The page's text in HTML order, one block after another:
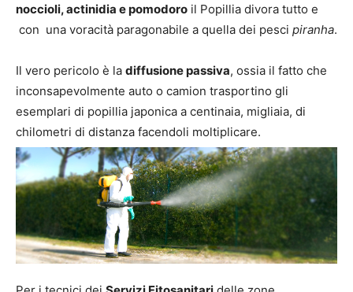
noccioli, actinidia e pomodoro il Popillia divora tutto e
con una voracità paragonabile a quella dei pesci piranha.
Il vero pericolo è la diffusione passiva, ossia il fatto che
inconsapevolmente auto o camion trasportino gli
esemplari di popillia japonica a centinaia, migliaia, di
chilometri di distanza facendoli moltiplicare.